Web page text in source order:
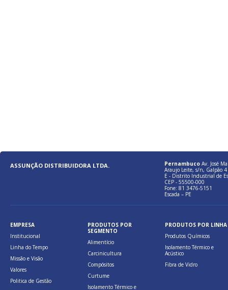
ASSUNÇÃO DISTRIBUIDORA LTDA. Pernambuco Av. José
Araujo Leite, s/n, Galpão 4
E - Distrito Industrial de
CEP - 55500-000
Fone: 81 3476-5151
Escada – PE
EMPRESA
Institucional
Linha do Tempo
Missão e Visão
Valores
Politica de Gestão
PRODUTOS POR
SEGMENTO
Alimentício
Carcinicultura
Compósitos
Curtume
Isolamento Térmico e
PRODUTOS POR LINHA
Produtos Químicos
Isolamento Térmico e
Acústico
Fibra de Vidro